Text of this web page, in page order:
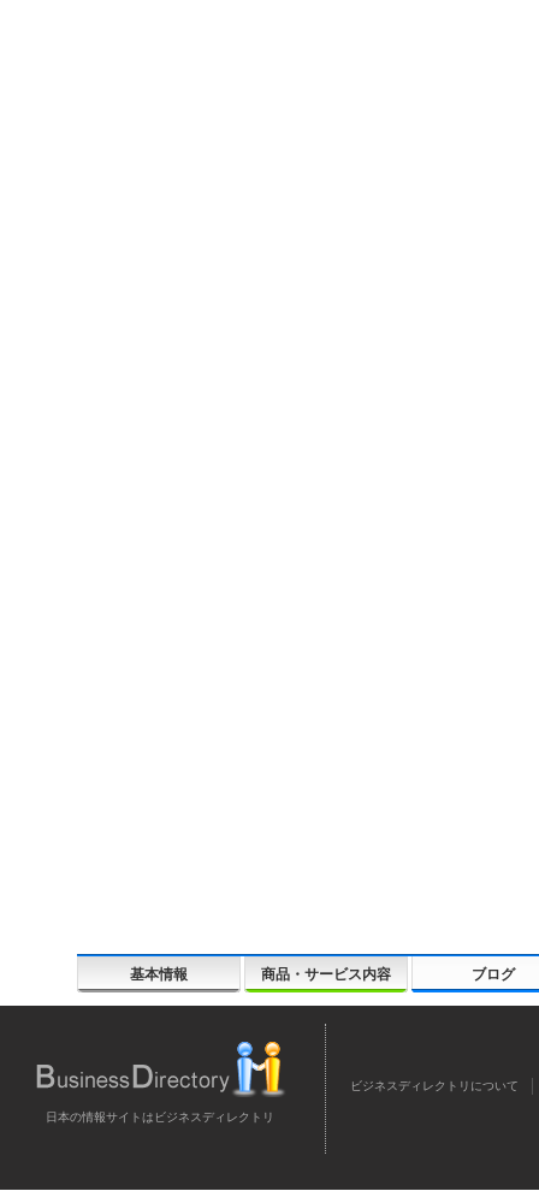
基本情報 商品・サービス内容 ブログ
日本の情報サイトはビジネスディレクトリ
ビジネスディレクトリについて